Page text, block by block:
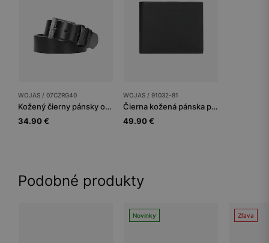
WOJAS / 07CZRG40
Kožený čierny pánsky opasok
34.90 €
WOJAS / 91032-81
Čierna kožená pánska peňaženka horizontálna
49.90 €
Podobné produkty
Novinky Zľava